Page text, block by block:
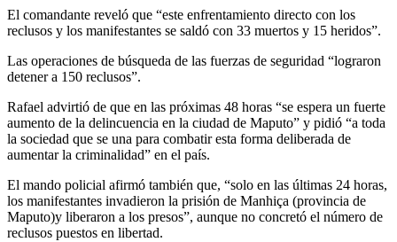
El comandante reveló que “este enfrentamiento directo con los
reclusos y los manifestantes se saldó con 33 muertos y 15 heridos”.
Las operaciones de búsqueda de las fuerzas de seguridad “lograron
detener a 150 reclusos”.
Rafael advirtió de que en las próximas 48 horas “se espera un fuerte
aumento de la delincuencia en la ciudad de Maputo” y pidió “a toda
la sociedad que se una para combatir esta forma deliberada de
aumentar la criminalidad” en el país.
El mando policial afirmó también que, “solo en las últimas 24 horas,
los manifestantes invadieron la prisión de Manhiça (provincia de
Maputo)y liberaron a los presos”, aunque no concretó el número de
reclusos puestos en libertad.